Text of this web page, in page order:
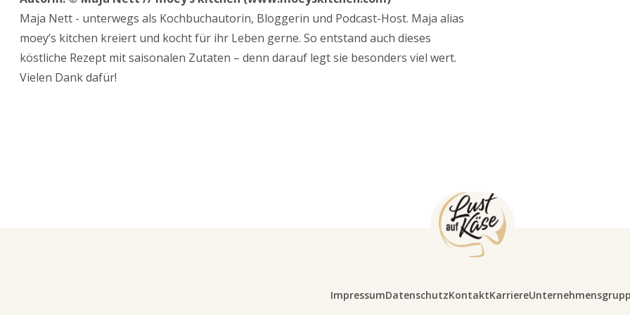
Maja Nett - unterwegs als Kochbuchautorin, Bloggerin und Podcast-Host. Maja alias
moey’s kitchen kreiert und kocht für ihr Leben gerne. So entstand auch dieses
köstliche Rezept mit saisonalen Zutaten – denn darauf legt sie besonders viel wert.
Vielen Dank dafür!
ImpressumDatenschutzKontaktKarriere